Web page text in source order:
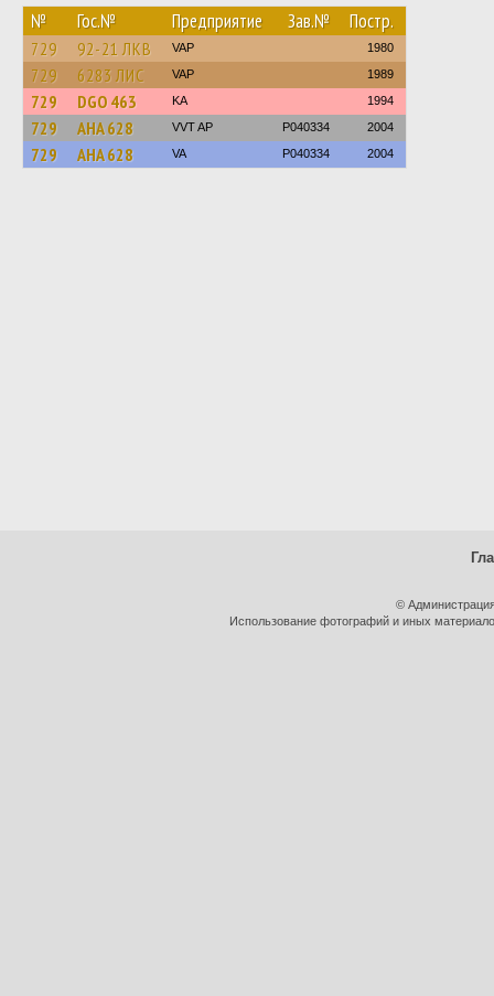
№ Гос.№ Предприятие Зав.№ Постр.
729 92-21 ЛКВ VAP 1980
729 6283 ЛИС VAP 1989
729 DGO 463 KA 1994
729 AHA 628 VVT AP P040334 2004
729 AHA 628 VA P040334 2004
©
Использование фотографий и иных